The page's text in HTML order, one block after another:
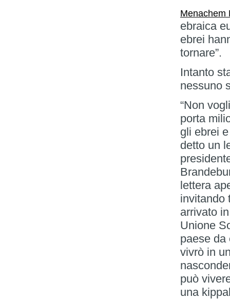
Menachem
ebraica
ebrei
tornare”.
Intanto
nessuno
“Non
porta
gli ebrei
detto un
lettera
invitando
arrivato
Unione
paese da
vivrò in
può
una